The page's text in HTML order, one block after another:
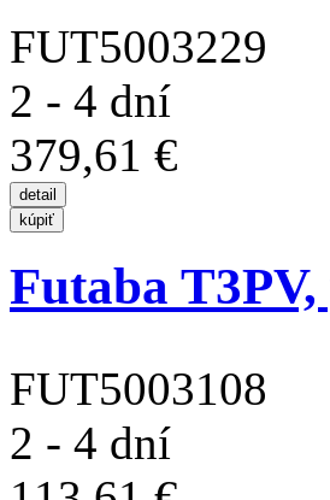
FUT5003229
2 - 4 dní
379,61 €
Futaba
FUT5003108
2 - 4 dní